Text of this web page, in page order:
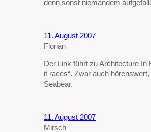
denn sonst niemandem
11. August 2007
Florian
Der Link führt zu Architecture In
it races“. Zwar auch
Seabear.
11. August 2007
Mirsch